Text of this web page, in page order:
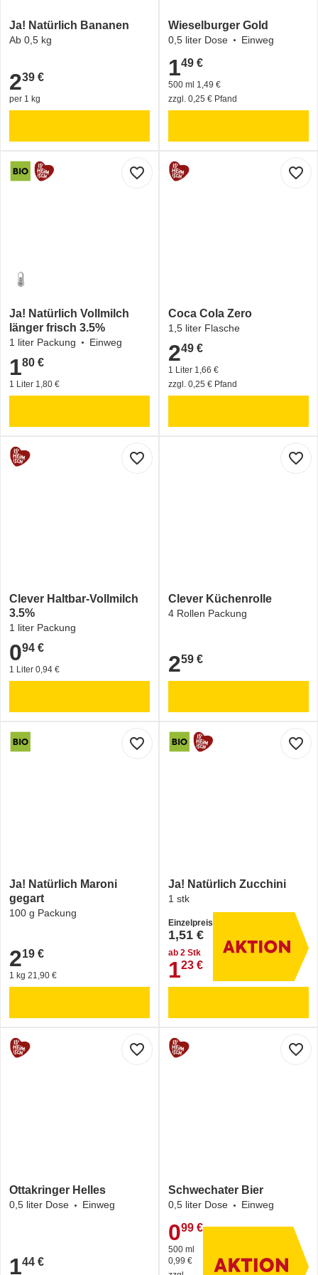
Ja! Natürlich Bananen
Ab 0,5 kg
2,39 €
239 €
per 1 kg
Wieselburger Gold
0,5 liter Dose Einweg
1,49 €
149 €
500 ml 1,49 €
zzgl. 0,25 € Pfand
favorite_border
Ja! Natürlich Vollmilch
länger frisch 3.5%
1 liter Packung Einweg
1,80 €
180 €
1 Liter 1,80 €
favorite_border
Coca Cola Zero
1,5 liter Flasche
2,49 €
249 €
1 Liter 1,66 €
zzgl. 0,25 € Pfand
favorite_border
Clever Haltbar-Vollmilch
3.5%
1 liter Packung
0,94 €
094 €
1 Liter 0,94 €
favorite_border
Clever Küchenrolle
4 Rollen Packung
2,59 €
259 €
favorite_border
Ja! Natürlich Maroni
gegart
100 g Packung
2,19 €
219 €
1 kg 21,90 €
favorite_border
Ja! Natürlich Zucchini
1 stk
Einzelpreis
1,51 €
ab 2 Stk
1,23 €
123 €
favorite_border
Ottakringer Helles
0,5 liter Dose Einweg
1,44 €
144 €
favorite_border
Schwechater Bier
0,5 liter Dose Einweg
0,99 €
099 €
500 ml
0,99 €